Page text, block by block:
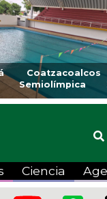
Semiolímpica
Ciencia